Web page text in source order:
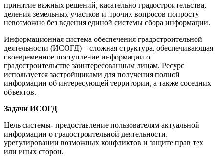
принятие важных решений, касательно градостроительства,
деления земельных участков и прочих вопросов попросту
невозможно без ведения единой системы сбора информации.
Информационная система обеспечения градостроительной
деятельности (ИСОГД) – сложная структура, обеспечивающая
своевременное поступление информации о
градостроительстве заинтересованным лицам. Ресурс
используется застройщиками для получения полной
информации об интересующей территории, а также соседних
объектов.
Задачи ИСОГД
Цель системы- предоставление пользователям актуальной
информации о градостроительной деятельности,
урегулировании возможных конфликтов и защите прав тех
или иных сторон.